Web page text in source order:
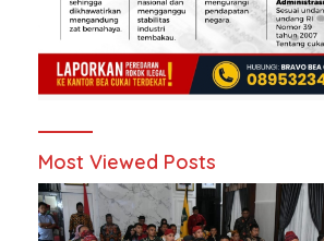
Most Viewed Posts